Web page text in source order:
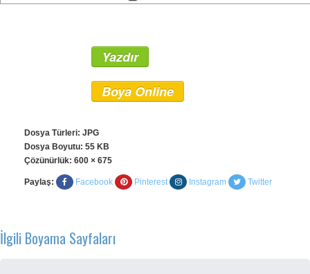
Yazdır
Boya Online
Dosya Türleri: JPG
Dosya Boyutu: 55 KB
Çözünürlük: 600 × 675
Paylaş: Facebook Pinterest Instagram Twitter
İlgili Boyama Sayfaları